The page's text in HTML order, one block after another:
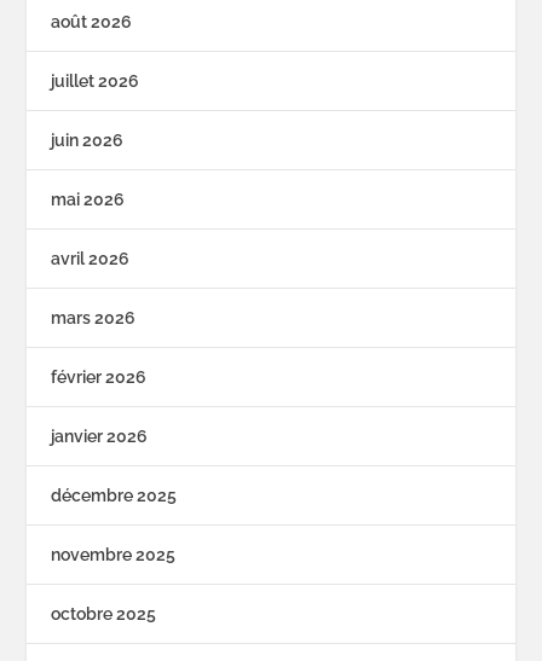
août 2026
juillet 2026
juin 2026
mai 2026
avril 2026
mars 2026
février 2026
janvier 2026
décembre 2025
novembre 2025
octobre 2025